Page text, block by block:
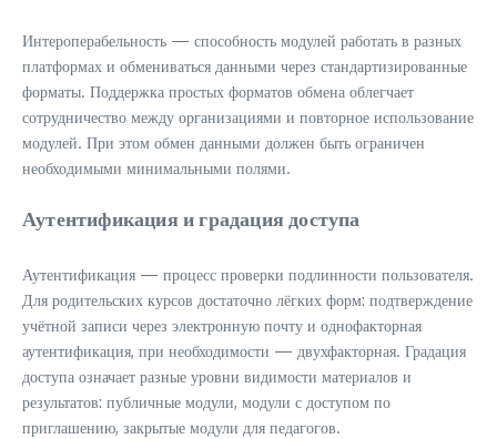
Интероперабельность — способность модулей работать в разных
платформах и обмениваться данными через стандартизированные
форматы. Поддержка простых форматов обмена облегчает
сотрудничество между организациями и повторное использование
модулей. При этом обмен данными должен быть ограничен
необходимыми минимальными полями.
Аутентификация и градация доступа
Аутентификация — процесс проверки подлинности пользователя.
Для родительских курсов достаточно лёгких форм: подтверждение
учётной записи через электронную почту и однофакторная
аутентификация, при необходимости — двухфакторная. Градация
доступа означает разные уровни видимости материалов и
результатов: публичные модули, модули с доступом по
приглашению, закрытые модули для педагогов.